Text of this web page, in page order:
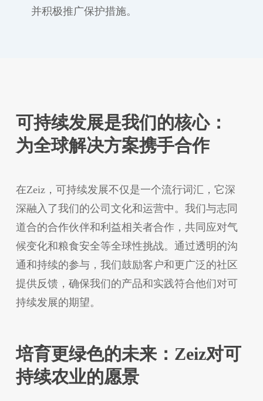
并积极推广保护措施。
可持续发展是我们的核心：
为全球解决方案携手合作
在Zeiz，可持续发展不仅是一个流行词汇，它深
深融入了我们的公司文化和运营中。我们与志同
道合的合作伙伴和利益相关者合作，共同应对气
候变化和粮食安全等全球性挑战。通过透明的沟
通和持续的参与，我们鼓励客户和更广泛的社区
提供反馈，确保我们的产品和实践符合他们对可
持续发展的期望。
培育更绿色的未来：Zeiz对可
持续农业的愿景